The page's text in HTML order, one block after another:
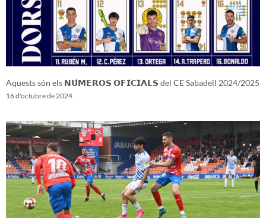
Aquests són els 𝗡𝗨́𝗠𝗘𝗥𝗢𝗦 𝗢𝗙𝗜𝗖𝗜𝗔𝗟𝗦 del CE Sabadell 2024/2025
16 d'octubre de 2024